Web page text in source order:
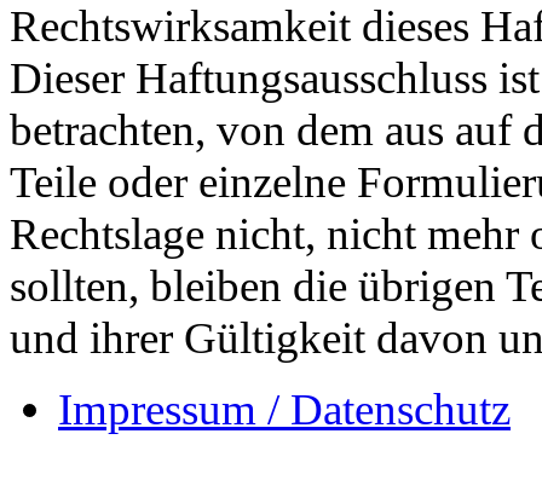
Rechtswirksamkeit dieses
Dieser Haftungsausschluss
betrachten, von dem aus auf
Teile oder einzelne
Rechtslage nicht, nicht mehr
sollten, bleiben die übrigen
und ihrer Gültigkeit davon
Impressum / Datenschutz